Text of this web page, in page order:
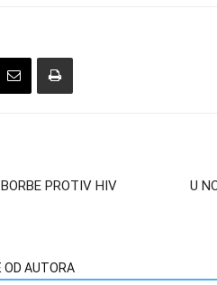
PROTIV HIV
U
OD AUTORA